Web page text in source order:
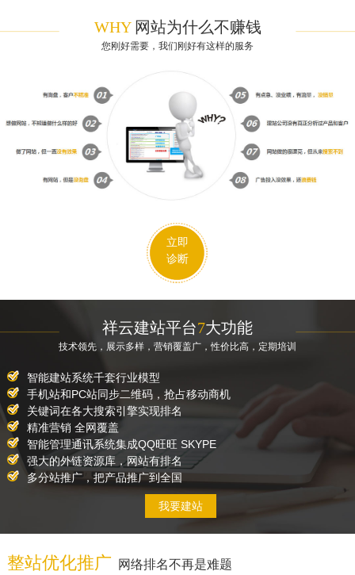
WHY网站为什么不赚钱
您刚好需要，我们刚好有这样的服务
立即
诊断
祥云建站平台7大功能
技术领先，展示多样，营销覆盖广，性价比高，定期培训
智能建站系统千套行业模型
手机站和PC站同步二维码，抢占移动商机
关键词在各大搜索引擎实现排名
精准营销 全网覆盖
智能管理通讯系统集成QQ旺旺 SKYPE
强大的外链资源库，网站有排名
多分站推广，把产品推广到全国
我要建站
整站优化推广 网络排名不再是难题